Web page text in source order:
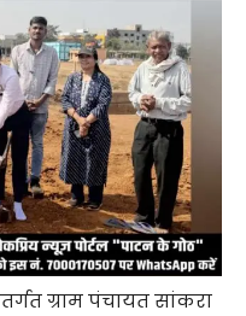
ग्राम पंचायत सांकरा